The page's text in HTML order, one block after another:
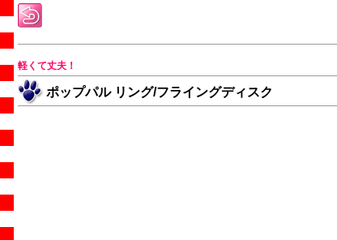
軽くて丈夫！
ポップパル リング/フライングディスク